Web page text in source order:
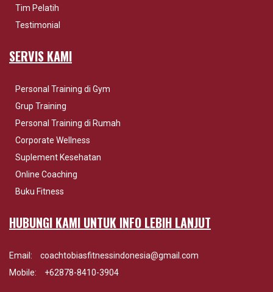
Tim Pelatih
Testimonial
SERVIS KAMI
Personal Training di Gym
Grup Training
Personal Training di Rumah
Corporate Wellness
Suplement Kesehatan
Online Coaching
Buku Fitness
HUBUNGI KAMI UNTUK INFO LEBIH LANJUT
Email:
coachtobiasfitnessindonesia@gmail.com
Mobile:
+62878-8410-3904